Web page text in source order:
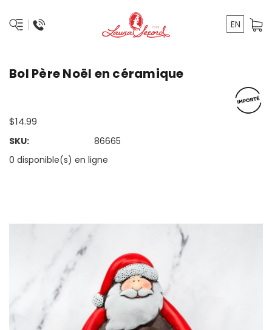
EN
Bol Père Noël en céramique
$14.99
SKU:
86665
0 disponible(s) en ligne